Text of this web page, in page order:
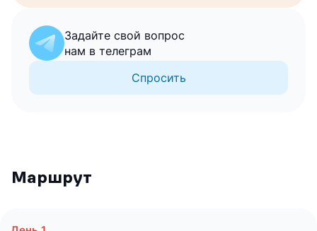
Задайте свой вопрос
нам в телеграм
Спросить
Маршрут